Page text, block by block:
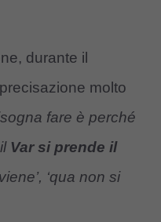
durante il
molto
fare è perché
Var si prende il
‘qua non si